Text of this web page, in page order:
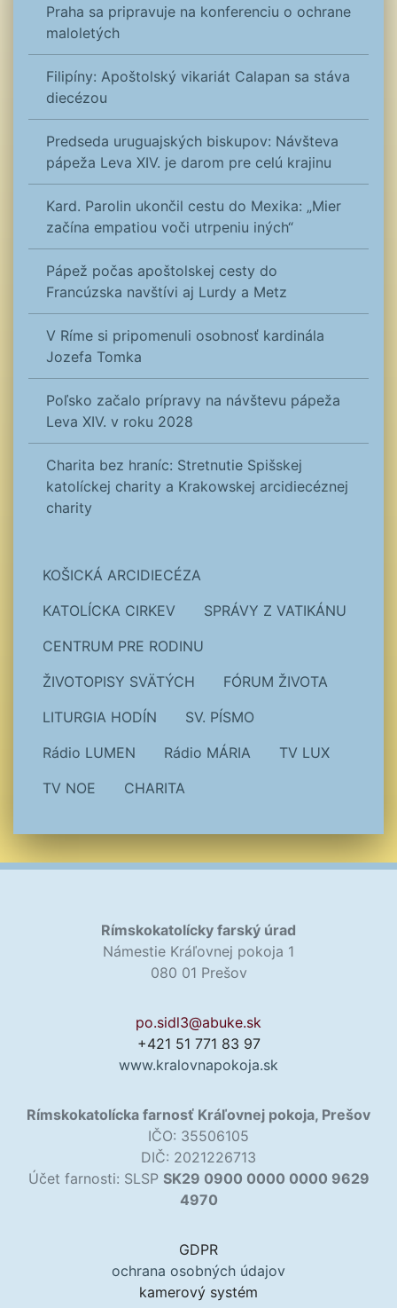
Praha sa pripravuje na konferenciu o ochrane
maloletých
Filipíny: Apoštolský vikariát Calapan sa stáva
diecézou
Predseda uruguajských biskupov: Návšteva
pápeža Leva XIV. je darom pre celú krajinu
Kard. Parolin ukončil cestu do Mexika: „Mier
začína empatiou voči utrpeniu iných“
Pápež počas apoštolskej cesty do
Francúzska navštívi aj Lurdy a Metz
V Ríme si pripomenuli osobnosť kardinála
Jozefa Tomka
Poľsko začalo prípravy na návštevu pápeža
Leva XIV. v roku 2028
Charita bez hraníc: Stretnutie Spišskej
katolíckej charity a Krakowskej arcidiecéznej
charity
KOŠICKÁ ARCIDIECÉZA
KATOLÍCKA CIRKEV
SPRÁVY Z VATIKÁNU
CENTRUM PRE RODINU
ŽIVOTOPISY SVÄTÝCH
FÓRUM ŽIVOTA
LITURGIA HODÍN
SV. PÍSMO
Rádio LUMEN
Rádio MÁRIA
TV LUX
TV NOE
CHARITA
Rímskokatolícky farský úrad
Námestie Kráľovnej pokoja 1
080 01 Prešov
po.sidl3@abuke.sk
+421 51 771 83 97
www.kralovnapokoja.sk
Rímskokatolícka farnosť Kráľovnej pokoja, Prešov
IČO: 35506105
DIČ: 2021226713
Účet farnosti: SLSP SK29 0900 0000 0000 9629
4970
GDPR
ochrana osobných údajov
kamerový systém